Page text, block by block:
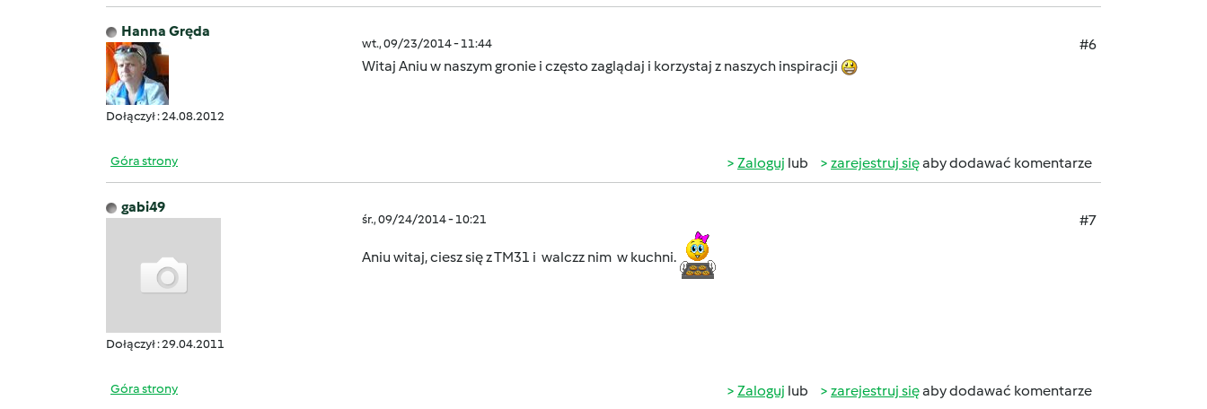
Hanna Gręda
Dołączył : 24.08.2012
wt., 09/23/2014 - 11:44
#6
Witaj Aniu w naszym gronie i często zaglądaj i korzystaj z naszych inspiracji
Góra strony Zaloguj lub zarejestruj sięaby dodawać komentarze
gabi49
Dołączył : 29.04.2011
śr., 09/24/2014 - 10:21 #7
Aniu witaj, ciesz się z TM31 i walczz nim w kuchni.
Góra strony Zaloguj lub zarejestruj sięaby dodawać komentarze